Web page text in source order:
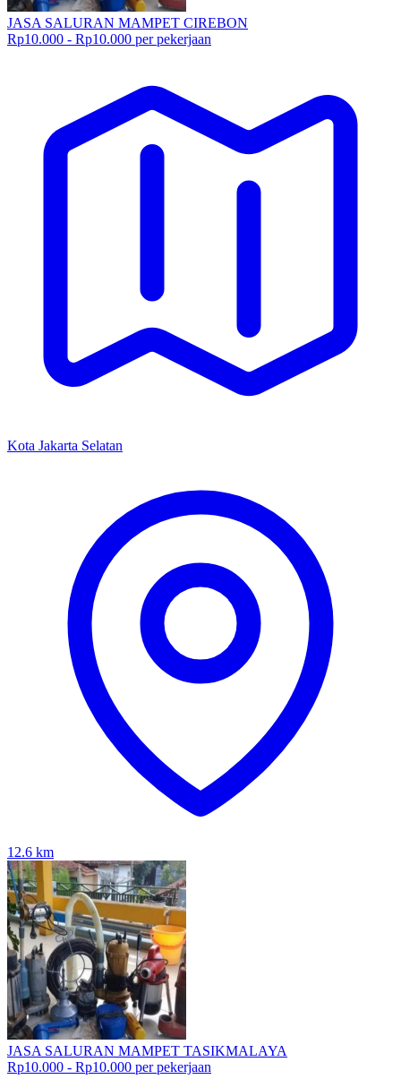
JASA SALURAN MAMPET CIREBON
Rp10.000 - Rp10.000 per pekerjaan
Kota Jakarta Selatan
12.6 km
JASA SALURAN MAMPET TASIKMALAYA
Rp10.000 - Rp10.000 per pekerjaan